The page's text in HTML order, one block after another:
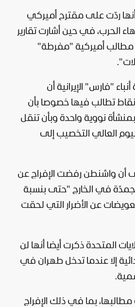
أنها ردّت على مقترح أميركي
الحرب، في حين أشارت تقارير
مطالب أميركية "مفرطة"
"فارس" الإيرانية أن
واشنطن طرحت 5 نقاط تطالب فيها خصوصا بأن
نووية واحدة وبأن تنقل
العالي التخصيب إلى
أن واشنطن رفضت الإفراج عن
في الخارج "حتى بنسبة
تعويضات عن الأضرار التي لحقت
المتحدة ذكرت أيضا أنها لن
إلا عندما تدخل طهران في
بما في ذلك الإفراج